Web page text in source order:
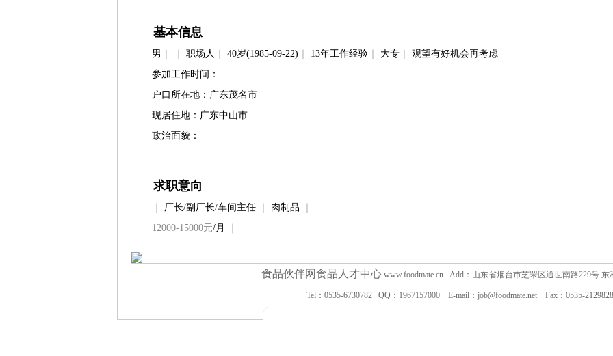
基本信息
男 职场人 40岁(1985-09-22) 13年工作经验 大专
观望有好机会再考虑
参加工作时间：
户口所在地：广东茂名市
现居住地：广东中山市
政治面貌：
求职意向
厂长/副厂长/车间主任 肉制品
12000-15000元/月
食品伙伴网食品人才中心www.foodmate.cn Add：山东省烟台市芝罘区通世南路229号 东
Tel：0535-6730782 QQ：1967157000 E-mail：job@foodmate.net Fax：0535-2129828